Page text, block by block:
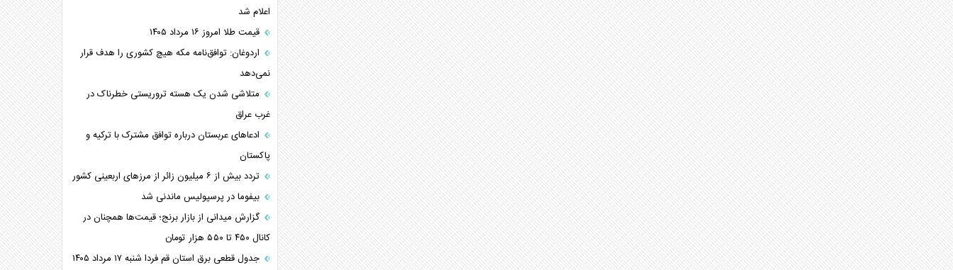
اعلام شد
قیمت طلا امروز ۱۶ مرداد ۱۴۰۵
اردوغان: توافق‌نامه مکه هیچ کشوری را هدف قرار
نمی‌دهد
متلاشی شدن یک هسته تروریستی خطرناک در
غرب عراق
ادعاهای عربستان درباره توافق مشترک با ترکیه و
پاکستان
تردد بیش از ۶ میلیون زائر از مرزهای اربعینی کشور
بیفوما در پرسپولیس ماندنی شد
گزارش میدانی از بازار برنج؛ قیمت‌ها همچنان در
کانال ۴۵۰ تا ۵۵۰ هزار تومان
جدول قطعی برق استان قم فردا شنبه ۱۷ مرداد ۱۴۰۵